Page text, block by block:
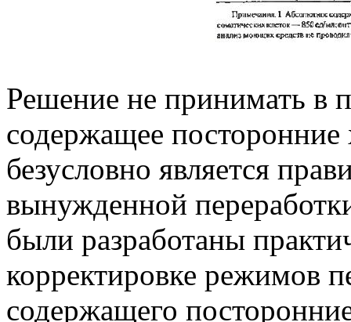
Решение не принимать в
содержащее
безусловно является
вынужденной
были разработаны
корректировке режимов
содержащего